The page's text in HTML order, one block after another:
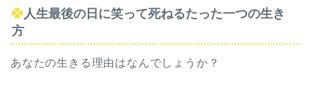
人生最後の日に笑って死ねるたった一つの生き
方
あなたの生きる理由はなんでしょうか？